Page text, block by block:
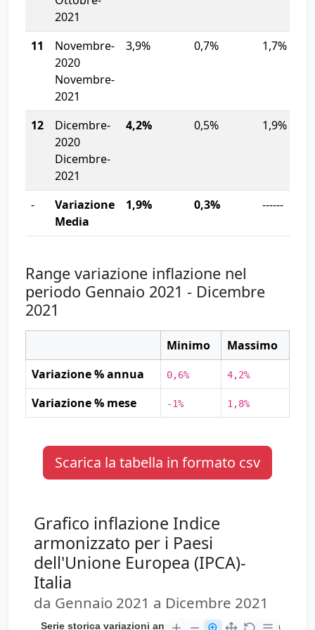
2021
11
Novembre-
2020
Novembre-
2021
3,9% 0,7% 1,7%
12
Dicembre-
2020
Dicembre-
2021
4,2% 0,5% 1,9%
-
Variazione
Media
1,9% 0,3% ------
Range variazione inflazione nel
periodo Gennaio 2021 - Dicembre
2021
Minimo
Massimo
Variazione % annua
0,6% 4,2%
Variazione % mese -1% 1,8%
Scarica la tabella in formato csv
Grafico inflazione Indice
armonizzato per i Paesi
dell'Unione Europea (IPCA)-
Italia
da Gennaio 2021 a Dicembre 2021
Serie storica variazioni annuali